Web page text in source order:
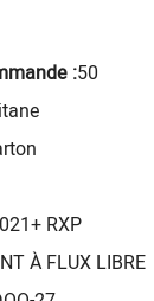
:50
RXP
À FLUX LIBRE